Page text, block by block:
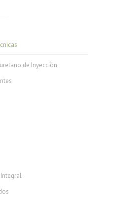
de Inyección